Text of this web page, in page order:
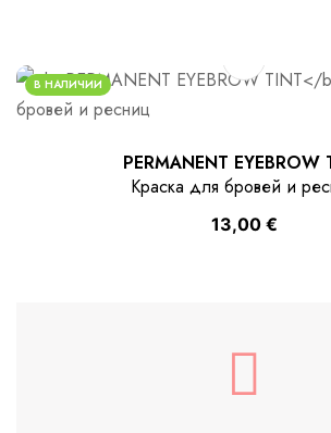
В НАЛИЧИИ
PERMANENT EYEBROW
Краска для бровей и
13,00 €